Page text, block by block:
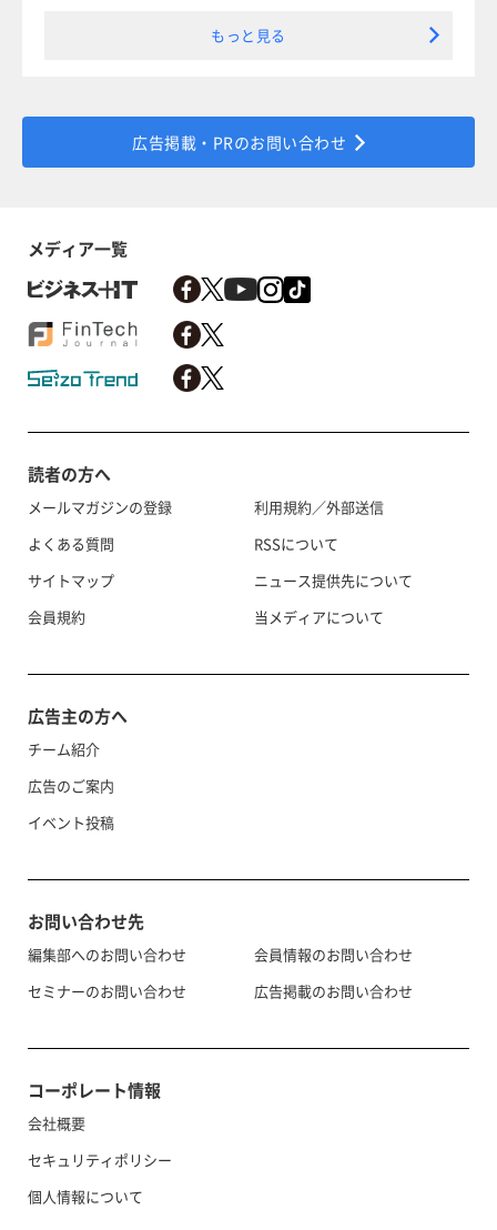
もっと見る
広告掲載・PRのお問い合わせ
メディア一覧
読者の方へ
メールマガジンの登録
よくある質問
サイトマップ
会員規約
利用規約／外部送信
RSSについて
ニュース提供先について
当メディアについて
広告主の方へ
チーム紹介
広告のご案内
イベント投稿
お問い合わせ先
編集部へのお問い合わせ
セミナーのお問い合わせ
会員情報のお問い合わせ
広告掲載のお問い合わせ
コーポレート情報
会社概要
セキュリティポリシー
個人情報について